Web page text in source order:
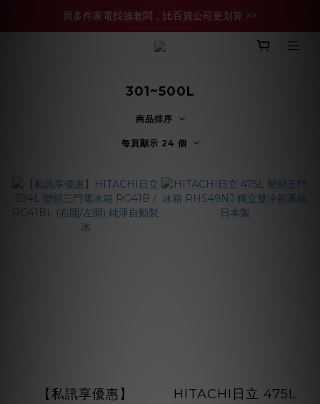
買多件家電找強老闆，比百貨公司更划算 >>
買多件家電找強老闆，比百貨公司更划算 >>
官網現金轉帳優惠 結帳輸【YHH02】再享2%優惠
301~500L
商品排序
每頁顯示 24 個
【私訊享優惠】
HITACHI日立 475L